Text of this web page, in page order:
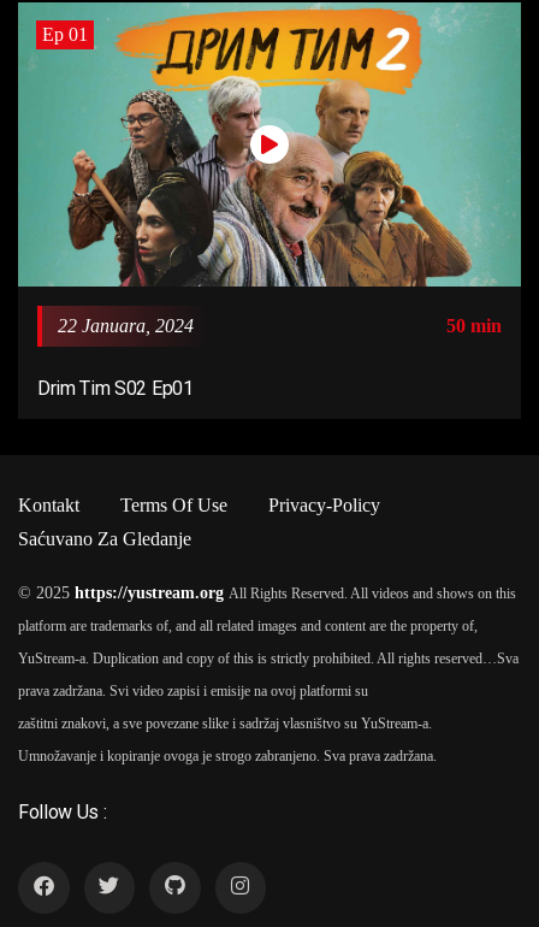
Ep 01
22 Januara, 2024 50 min
Drim Tim S02 Ep01
Kontakt Terms Of Use
Privacy-Policy
Saćuvano Za Gledanje
© 2025 https://yustream.org All Rights Reserved. All videos and shows on this
platform are trademarks of, and all related images and content are the property of,
YuStream-a. Duplication and copy of this is strictly prohibited. All rights reserved… Sva
prava zadržana. Svi video zapisi i emisije na ovoj platformi su
zaštitni znakovi, a sve povezane slike i sadržaj vlasništvo su YuStream-a.
Umnožavanje i kopiranje ovoga je strogo zabranjeno. Sva prava zadržana.
Follow Us :